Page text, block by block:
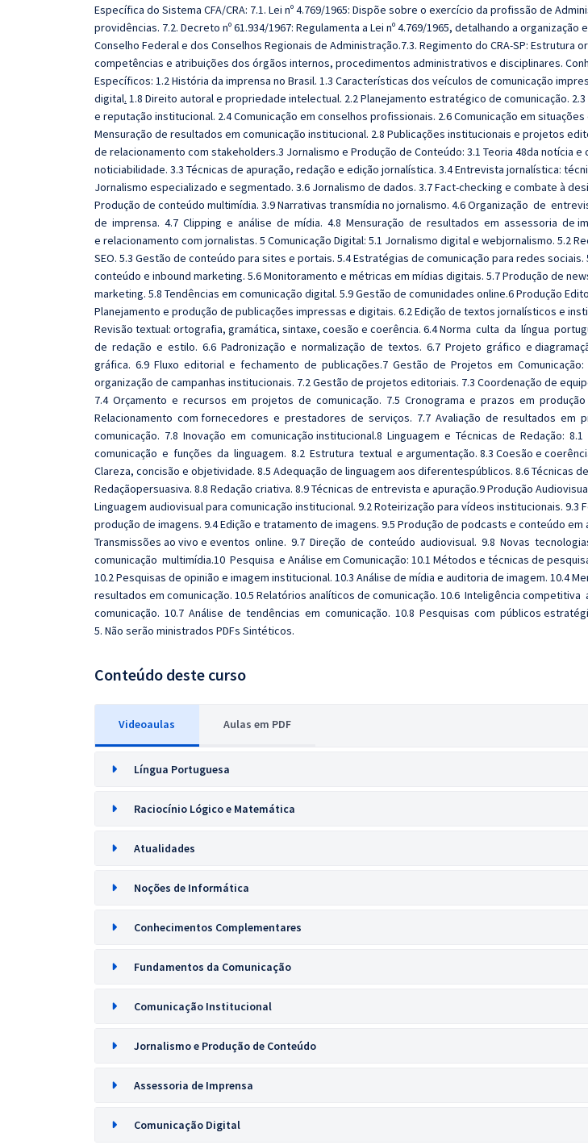
Específica do Sistema CFA/CRA: 7.1. Lei nº 4.769/1965: Dispõe sobre o exercício da profissão de
providências. 7.2. Decreto nº 61.934/1967: Regulamenta a Lei nº 4.769/1965, detalhando a organização
Conselho Federal e dos Conselhos Regionais de Administração.7.3. Regimento do CRA-SP: Estrutura
competências e atribuições dos órgãos internos, procedimentos administrativos e disciplinares.
Específicos: 1.2 História da imprensa no Brasil. 1.3 Características dos veículos de comunicação
digital. 1.8 Direito autoral e propriedade intelectual. 2.2 Planejamento estratégico de comunicação.
e reputação institucional. 2.4 Comunicação em conselhos profissionais. 2.6 Comunicação em situações
Mensuração de resultados em comunicação institucional. 2.8 Publicações institucionais e projetos
de relacionamento com stakeholders.3 Jornalismo e Produção de Conteúdo: 3.1 Teoria 48da notícia e
noticiabilidade. 3.3 Técnicas de apuração, redação e edição jornalística. 3.4 Entrevista jornalística:
Jornalismo especializado e segmentado. 3.6 Jornalismo de dados. 3.7 Fact-checking e combate à
Produção de conteúdo multimídia. 3.9 Narrativas transmídia no jornalismo. 4.6 Organização de
de imprensa. 4.7 Clipping e análise de mídia. 4.8 Mensuração de resultados em assessoria de
e relacionamento com jornalistas. 5 Comunicação Digital: 5.1 Jornalismo digital e webjornalismo. 5.2
SEO. 5.3 Gestão de conteúdo para sites e portais. 5.4 Estratégias de comunicação para redes sociais.
conteúdo e inbound marketing. 5.6 Monitoramento e métricas em mídias digitais. 5.7 Produção de
marketing. 5.8 Tendências em comunicação digital. 5.9 Gestão de comunidades online.6 Produção
Planejamento e produção de publicações impressas e digitais. 6.2 Edição de textos jornalísticos e
Revisão textual: ortografia, gramática, sintaxe, coesão e coerência. 6.4 Norma culta da língua
de redação e estilo. 6.6 Padronização e normalização de textos. 6.7 Projeto gráfico e
gráfica. 6.9 Fluxo editorial e fechamento de publicações.7 Gestão de Projetos em Comunicação:
organização de campanhas institucionais. 7.2 Gestão de projetos editoriais. 7.3 Coordenação de
7.4 Orçamento e recursos em projetos de comunicação. 7.5 Cronograma e prazos em
Relacionamento com fornecedores e prestadores de serviços. 7.7 Avaliação de resultados em
comunicação. 7.8 Inovação em comunicação institucional.8 Linguagem e Técnicas de Redação:
comunicação e funções da linguagem. 8.2 Estrutura textual e argumentação. 8.3 Coesão e
Clareza, concisão e objetividade. 8.5 Adequação de linguagem aos diferentespúblicos. 8.6 Técnicas
Redaçãopersuasiva. 8.8 Redação criativa. 8.9 Técnicas de entrevista e apuração.9 Produção
Linguagem audiovisual para comunicação institucional. 9.2 Roteirização para vídeos institucionais. 9.3
produção de imagens. 9.4 Edição e tratamento de imagens. 9.5 Produção de podcasts e conteúdo em
Transmissões ao vivo e eventos online. 9.7 Direção de conteúdo audiovisual. 9.8 Novas
comunicação multimídia.10 Pesquisa e Análise em Comunicação: 10.1 Métodos e técnicas de
10.2 Pesquisas de opinião e imagem institucional. 10.3 Análise de mídia e auditoria de imagem. 10.4
resultados em comunicação. 10.5 Relatórios analíticos de comunicação. 10.6 Inteligência competitiva
comunicação. 10.7 Análise de tendências em comunicação. 10.8 Pesquisas com públicos
5. Não serão ministrados PDFs Sintéticos.
Conteúdo deste curso
Videoaulas Aulas em PDF
Língua Portuguesa
Raciocínio Lógico e Matemática
Atualidades
Noções de Informática
Conhecimentos Complementares
Fundamentos da Comunicação
Comunicação Institucional
Jornalismo e Produção de Conteúdo
Assessoria de Imprensa
Comunicação Digital